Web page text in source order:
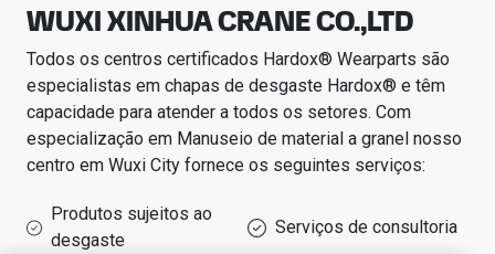
WUXI XINHUA CRANE CO.,LTD
Todos os centros certificados Hardox® Wearparts são
especialistas em chapas de desgaste Hardox® e têm
capacidade para atender a todos os setores. Com
especialização em Manuseio de material a granel nosso
centro em Wuxi City fornece os seguintes serviços:
Produtos sujeitos ao
desgaste
Serviços de consultoria